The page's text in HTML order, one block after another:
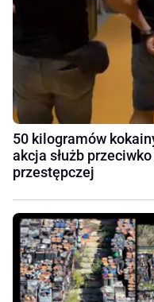
50 kilogramów
akcja służb
przestępczej